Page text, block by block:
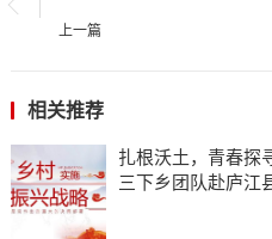
上一篇
相关推荐
扎根沃土，青春
三下乡团队赴庐江